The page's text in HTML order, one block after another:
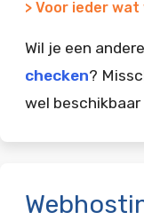
> Voor ieder wat
Wil je een
checken?
wel